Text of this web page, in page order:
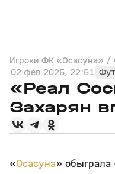
Игроки ФК «Осасуна» /
02 фев 2025, 22:51
«Реал
Захарян
«Осасуна» обыграла